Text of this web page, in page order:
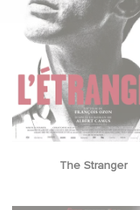
The Stranger